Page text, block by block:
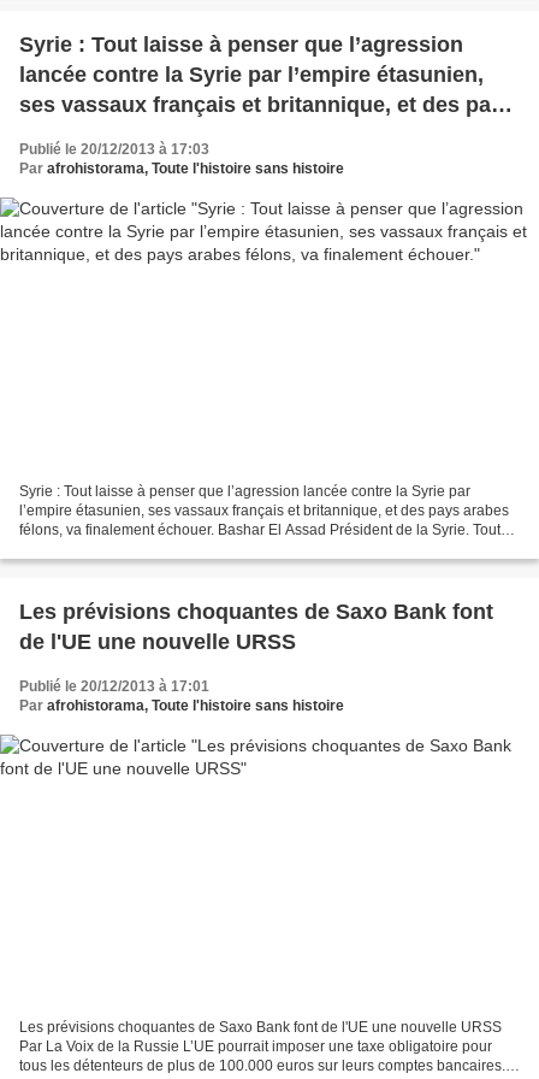
Syrie : Tout laisse à penser que l’agression
lancée contre la Syrie par l’empire étasunien,
ses vassaux français et britannique, et des pays
arabes félons, va finalement échouer.
Publié le 20/12/2013 à 17:03
Par afrohistorama, Toute l'histoire sans histoire
Syrie : Tout laisse à penser que l’agression lancée contre la Syrie par
l’empire étasunien, ses vassaux français et britannique, et des pays arabes
félons, va finalement échouer. Bashar El Assad Président de la Syrie. Tout
Les prévisions choquantes de Saxo Bank font
de l'UE une nouvelle URSS
Publié le 20/12/2013 à 17:01
Par afrohistorama, Toute l'histoire sans histoire
Les prévisions choquantes de Saxo Bank font de l'UE une nouvelle URSS
Par La Voix de la Russie L’UE pourrait imposer une taxe obligatoire pour
tous les détenteurs de plus de 100.000 euros sur leurs comptes bancaires.